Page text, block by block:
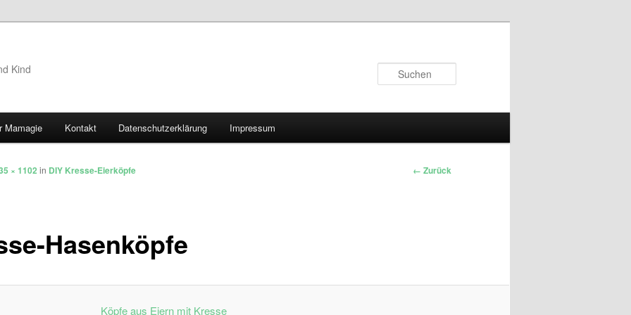
Kind
Mamagie Kontakt Datenschutzerklärung Impressum
← Zurück
Hasenköpfe
× 1102 in DIY Kresse-Eierköpfe